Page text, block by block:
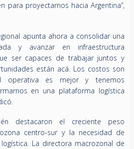
para proyectarnos hacia Argentina”,
apunta ahora a consolidar una
y avanzar en infraestructura
ser capaces de trabajar juntos y
están acá. Los costos son
operativa es mejor y tenemos
en una plataforma logística
destacaron el creciente peso
centro-sur y la necesidad de
La directora macrozonal de